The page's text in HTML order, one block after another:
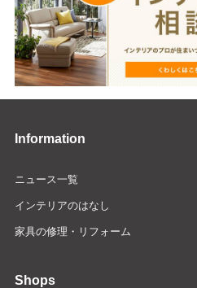
Information
ニュース一覧
インテリアのはなし
家具の修理・リフォーム
Shops